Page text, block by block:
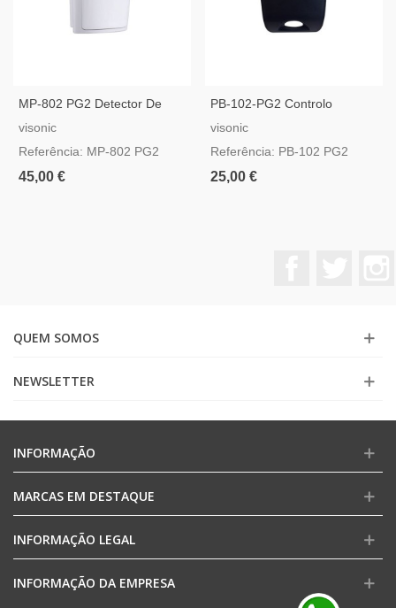
MP-802 PG2 Detector De
Movimento PIR Sem Fios
visonic
Referência: MP-802 PG2
45,00 €
PB-102-PG2 Controlo
Remoto PowerG
visonic
Referência: PB-102 PG2
25,00 €
QUEM SOMOS
NEWSLETTER
INFORMAÇÃO
MARCAS EM DESTAQUE
INFORMAÇÃO LEGAL
INFORMAÇÃO DA EMPRESA